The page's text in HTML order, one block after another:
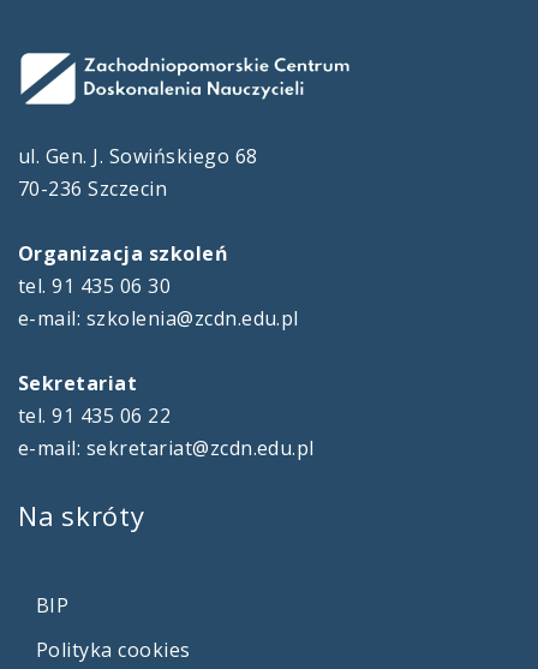
ul. Gen. J. Sowińskiego 68
70-236 Szczecin
Organizacja szkoleń
tel. 91 435 06 30
e-mail: szkolenia@zcdn.edu.pl
Sekretariat
tel. 91 435 06 22
e-mail: sekretariat@zcdn.edu.pl
Na skróty
BIP
Polityka cookies